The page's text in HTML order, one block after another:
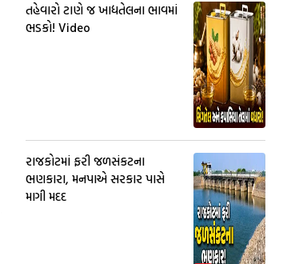
તહેવારો ટાણે જ ખાદ્યતેલના ભાવમાં
ભડકો! Video
રાજકોટમાં ફરી જળસંકટના
ભણકારા, મનપાએ સરકાર પાસે
માગી મદદ